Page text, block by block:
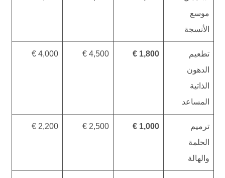
موسع
الأنسجة
تطعيم
الدهون
الذاتية
المساعد
1,800 €
4,500 €
4,000 €
ترميم
الحلمة
والهالة
1,000 €
2,500 €
2,200 €